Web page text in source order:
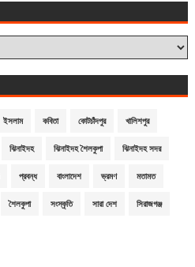
ইসলাম কবিতা কোটচাঁদপুর খালিশপুর
ঝিনাইদহ ঝিনাইদহ শৈলকুপা ঝিনাইদহ সদর
প্রবন্ধ বাংলাদেশ ভ্রমণ মতামত
শৈলকুপা সংস্কৃতি সারা দেশ সিরাজগঞ্জ